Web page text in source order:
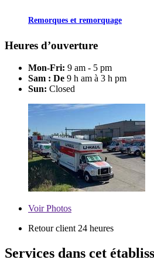
Remorques et remorquage
Heures d’ouverture
Mon-Fri: 9 am - 5 pm
Sam : De 9 h am à 3 h pm
Sun: Closed
VoirPhotos
Retour client 24 heures
Services dans cet